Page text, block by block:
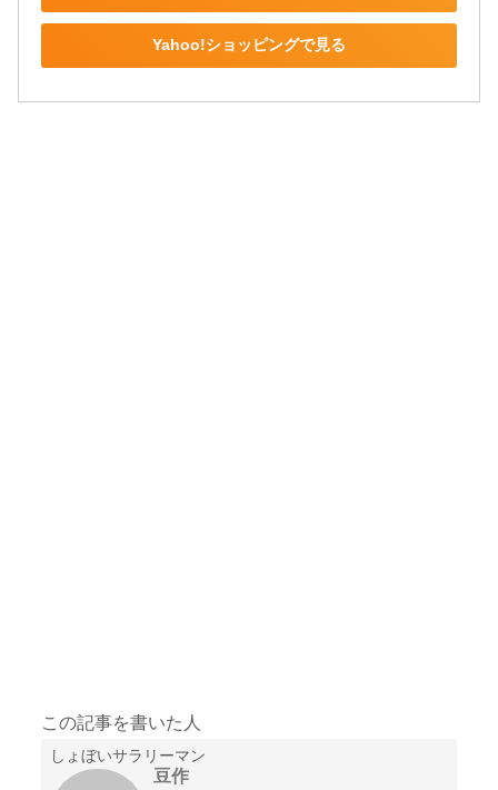
Yahoo!ショッピングで見る
この記事を書いた人
しょぼいサラリーマン
豆作